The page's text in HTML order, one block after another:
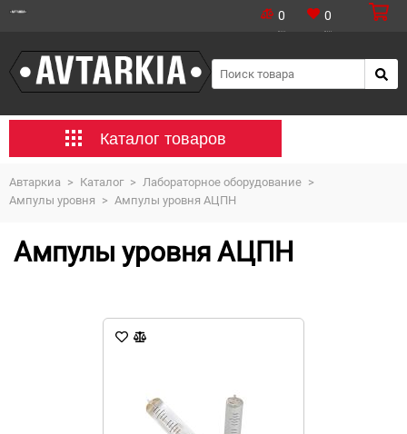
0 0
Каталог товаров
Автаркиа > Каталог > Лабораторное оборудование >
Ампулы уровня > Ампулы уровня АЦПН
Ампулы уровня АЦПН